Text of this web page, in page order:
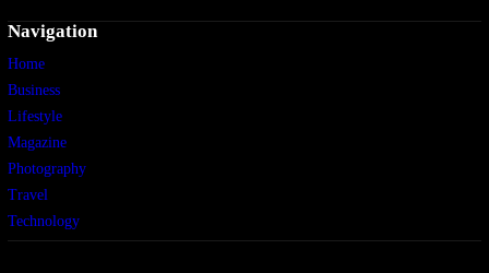
Navigation
Home
Business
Lifestyle
Magazine
Photography
Travel
Technology